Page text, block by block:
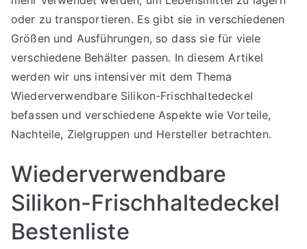
oder zu transportieren. Es gibt sie in verschiedenen
Größen und Ausführungen, so dass sie für viele
verschiedene Behälter passen. In diesem Artikel
werden wir uns intensiver mit dem Thema
Wiederverwendbare Silikon-Frischhaltedeckel
befassen und verschiedene Aspekte wie Vorteile,
Nachteile, Zielgruppen und Hersteller betrachten.
Wiederverwendbare
Silikon-Frischhaltedeckel
Bestenliste